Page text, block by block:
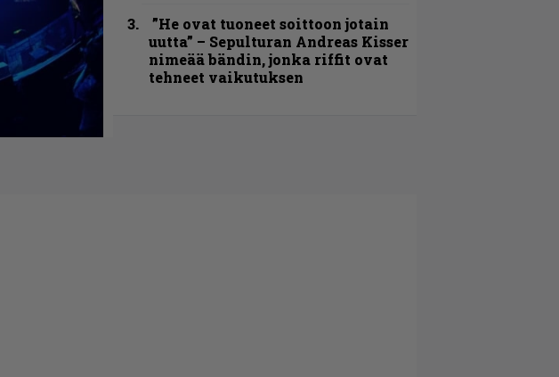
”He ovat tuoneet soittoon jotain
uutta” – Sepulturan Andreas Kisser
nimeää bändin, jonka riffit ovat
tehneet vaikutuksen